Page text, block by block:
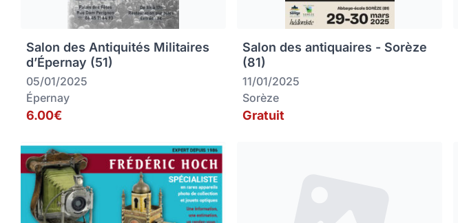
Salon des Antiquités Militaires
d’Épernay (51)
05/01/2025
Épernay
6.00€
Salon des antiquaires - Sorèze
(81)
11/01/2025
Sorèze
Gratuit